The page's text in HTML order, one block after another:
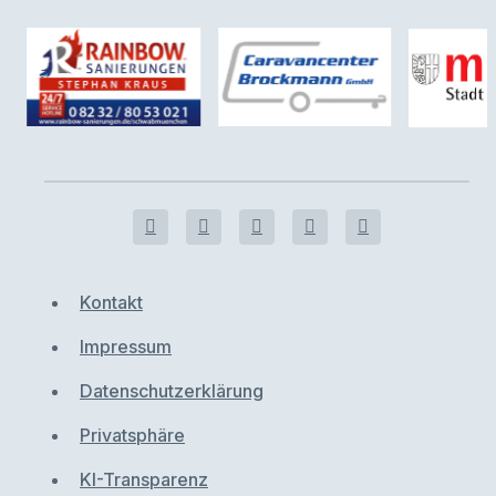
Kontakt
Impressum
Datenschutzerklärung
Privatsphäre
KI-Transparenz